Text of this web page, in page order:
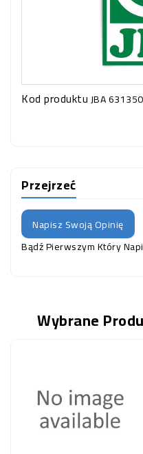
Kod produktuJBA
Przejrzeć
Napisz Swoją Opinię
Bądź Pierwszym Który
Wybrane